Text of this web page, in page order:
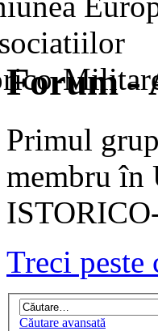
Forum -
Primul
membru
Treci peste
Căutare avansată